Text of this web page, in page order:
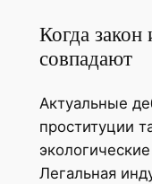
Когда
совпадают
Актуальные
проституции
Легальная